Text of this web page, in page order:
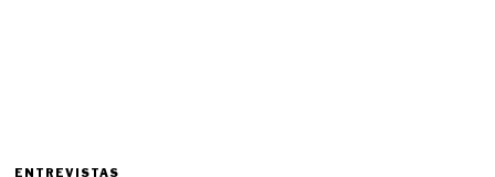
ENTREVISTAS